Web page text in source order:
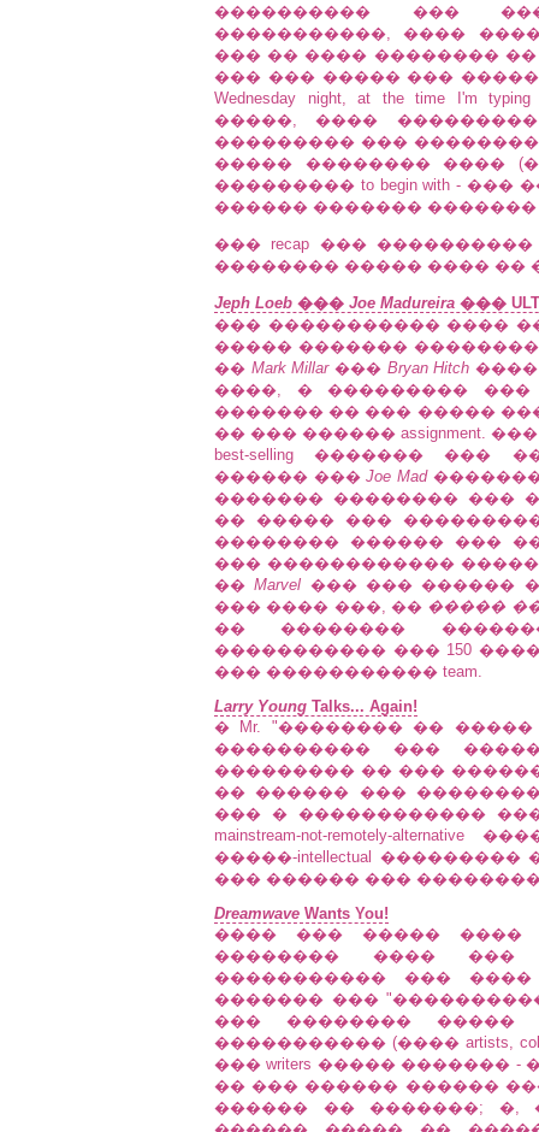
���������� ���
�����������, ����
��� �� ���� ��������
��� ��� ����� ��� �����
Wednesday night, at the time
�����, ����
��������� ���
����� �������� ����
��������� to begin with -
������ ������� �������
��� recap ���
�������� ����� ���� ��
Jeph Loeb ��� Joe Madureira ���
��� ����������� ����
����� �������
�� Mark Millar��� Bryan Hitch ����
����, � ���������
������� �� ��� �����
�� ��� ������ assignment.
best-selling �������
������ ���Joe Mad
������� �������� ���
�� ����� ���
�������� ������ ���
��� ������������
��Marvel ��� ��� ������
��� ���� ���, �� �����
�� ��������
����������� ��� 150
��� ����������� team.
Larry Young Talks... Again!
� Mr. "�������� ��
���������� ���
��������� �� ���
�� ������ ���
��� � ������������
mainstream-not-remotely-
�����-intellectual
��� ������ ��� ��������
Dreamwave Wants You!
���� ��� ����� ����
�������� ���� ���
����������� ���
������� ���
��� �������� �����
����������� (���� artists,
��� writers ����� �������
�� ��� ������ ������
������ �� �������; �,